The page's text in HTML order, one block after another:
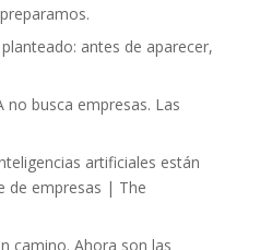
antes de aparecer,
no busca empresas. Las
artificiales están
de empresas | The
camino. Ahora son las